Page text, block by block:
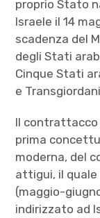
proprio Stato
Israele il 14
scadenza del
degli Stati
Cinque Stati
e
Il contrattacco
prima
moderna, del
attigui, il
(maggio-
indirizzato ad